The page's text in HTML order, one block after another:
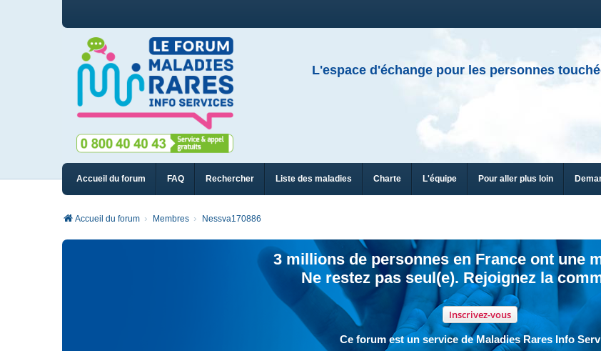
L'espace d'échange pour les personnes
Accueil du forum FAQ Rechercher Liste des maladies Charte L'équipe Pour aller plus loin
Accueil du forum Membres Nessva170886
3 millions de personnes en France ont une
Ne restez pas seul(e). Rejoignez la
Inscrivez-vous
Ce forum est un service de Maladies Rares Info